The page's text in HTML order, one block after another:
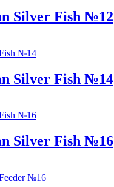
Silver Fish №12
Silver Fish №14
Silver Fish №16